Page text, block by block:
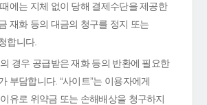
에는 지체 없이 당해 결제수단을 제공한
재화 등의 대금의 청구를 정지 또는
합니다.
경우 공급받은 재화 등의 반환에 필요한
부담합니다. “사이트”는 이용자에게
유로 위약금 또는 손해배상을 청구하지